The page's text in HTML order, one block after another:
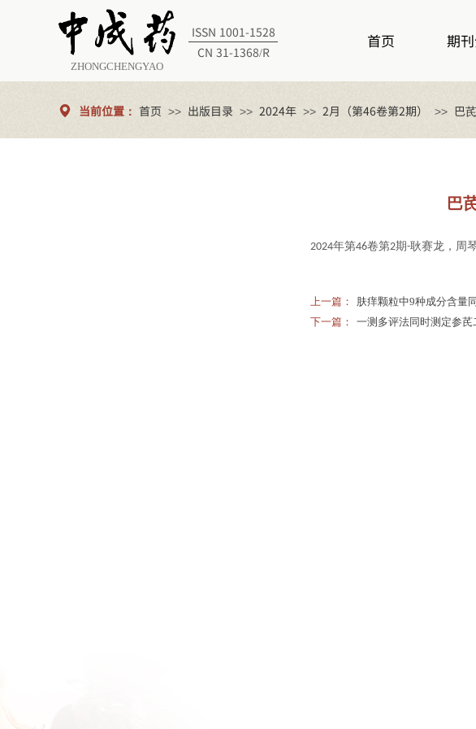
首页 期
CN 31-1368/R
ISSN 1001-1528
ZHONGCHENGYAO
首页 >> 出版目录 >> 2024年 >> 2月（第46卷第2期） >> 巴
当前位置：
巴
2024年第46卷第2期-耿赛龙，周
上一篇：
肤痒颗粒中9种成分含量
下一篇：
一测多评法同时测定参